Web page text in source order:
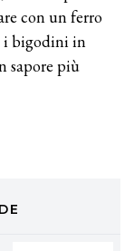
con un ferro
i bigodini in
sapore più